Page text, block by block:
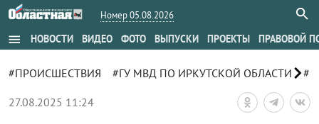
Номер 05.08.2026
menu НОВОСТИ ВИДЕО ФОТО ВЫПУСКИ ПРОЕКТЫ ПРАВОВОЙ
#ПРОИСШЕСТВИЯ #ГУ МВД ПО ИРКУТСКОЙ ОБЛАСТИchevron_right
27.08.2025 11:24